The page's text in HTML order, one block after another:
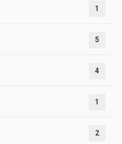
1
5
4
1
2